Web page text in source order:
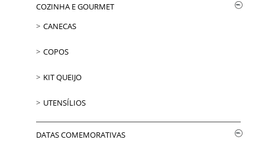
COZINHA E GOURMET
CANECAS
COPOS
KIT QUEIJO
UTENSÍLIOS
DATAS COMEMORATIVAS